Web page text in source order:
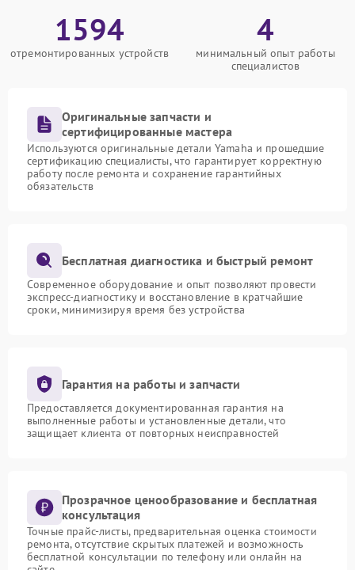
1594
отремонтированных устройств
4
минимальный опыт работы
специалистов
Оригинальные запчасти и
сертифицированные мастера
Используются оригинальные детали Yamaha и прошедшие
сертификацию специалисты, что гарантирует корректную
работу после ремонта и сохранение гарантийных
обязательств
Бесплатная диагностика и быстрый ремонт
Современное оборудование и опыт позволяют провести
экспресс-диагностику и восстановление в кратчайшие
сроки, минимизируя время без устройства
Гарантия на работы и запчасти
Предоставляется документированная гарантия на
выполненные работы и установленные детали, что
защищает клиента от повторных неисправностей
Прозрачное ценообразование и бесплатная
консультация
Точные прайс-листы, предварительная оценка стоимости
ремонта, отсутствие скрытых платежей и возможность
бесплатной консультации по телефону или онлайн на